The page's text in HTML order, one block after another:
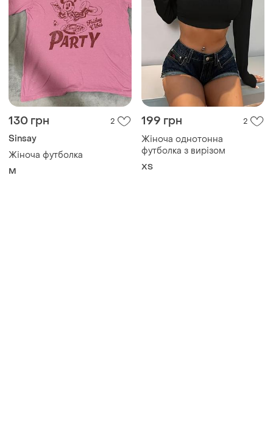
130 грн 2
Sinsay
Жіноча футболка
M
199 грн 2
Жіноча однотонна
футболка з вирізом
ХS